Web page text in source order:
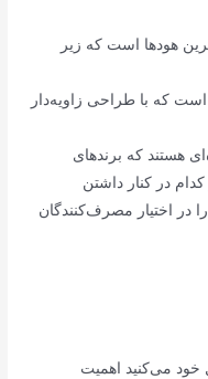
هودها است که زیر
که با طراحی زاویه‌دار
هستند که برندهای
در کنار داشتن
در اختیار مصرف‌کنندگان
خود می‌کنید اهمیت